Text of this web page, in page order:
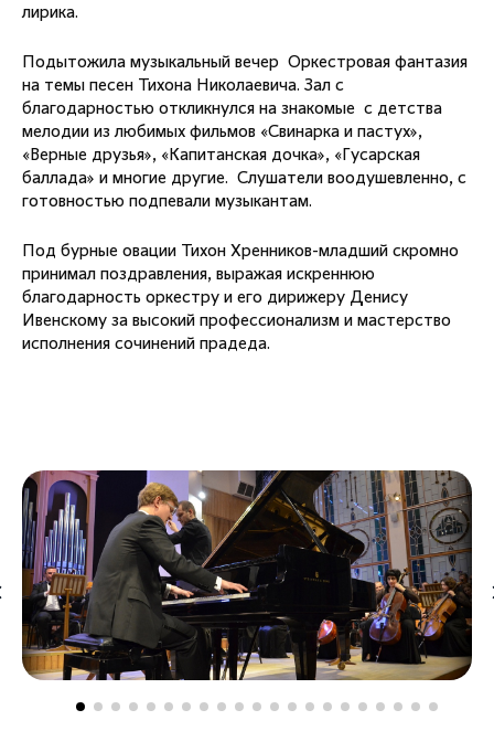
лирика.
Подытожила музыкальный вечер Оркестровая фантазия
на темы песен Тихона Николаевича. Зал с
благодарностью откликнулся на знакомые с детства
мелодии из любимых фильмов «Свинарка и пастух»,
«Верные друзья», «Капитанская дочка», «Гусарская
баллада» и многие другие. Слушатели воодушевленно, с
готовностью подпевали музыкантам.
Под бурные овации Тихон Хренников-младший скромно
принимал поздравления, выражая искреннюю
благодарность оркестру и его дирижеру Денису
Ивенскому за высокий профессионализм и мастерство
исполнения сочинений прадеда.